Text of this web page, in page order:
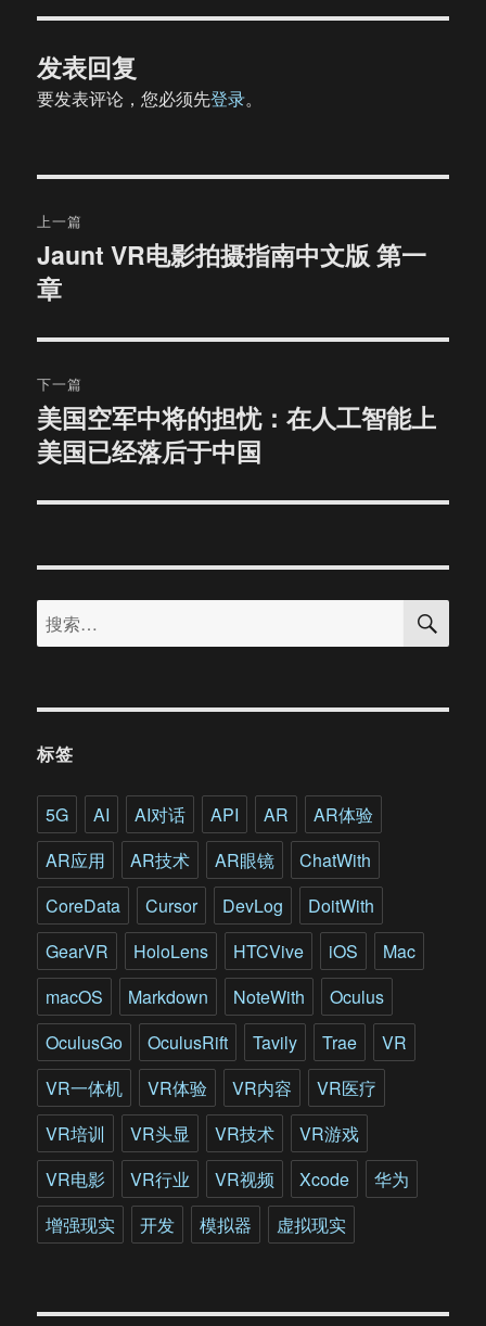
发表回复
要发表评论，您必须先登录。
章
导
航
上一篇
上
篇
章：
Jaunt VR电影拍摄指南中文版 第一
章
下一篇
下
篇
章：
美国空军中将的担忧：在人工智能上
美国已经落后于中国
搜
索：
搜
标签
5G AI AI对话 API AR
AR体验
AR应用
AR技术 AR眼镜
ChatWith
CoreData
Cursor DevLog
DoitWith
GearVR
HoloLens HTCVive iOS
Mac
macOS
Markdown NoteWith
Oculus
OculusGo
OculusRift Tavily Trae
VR
VR一体机
VR体验 VR内容
VR医疗
VR培训
VR头显 VR技术
VR游戏
VR电影
VR行业 VR视频 Xcode
华为
增强现实
开发 模拟器 虚拟现实